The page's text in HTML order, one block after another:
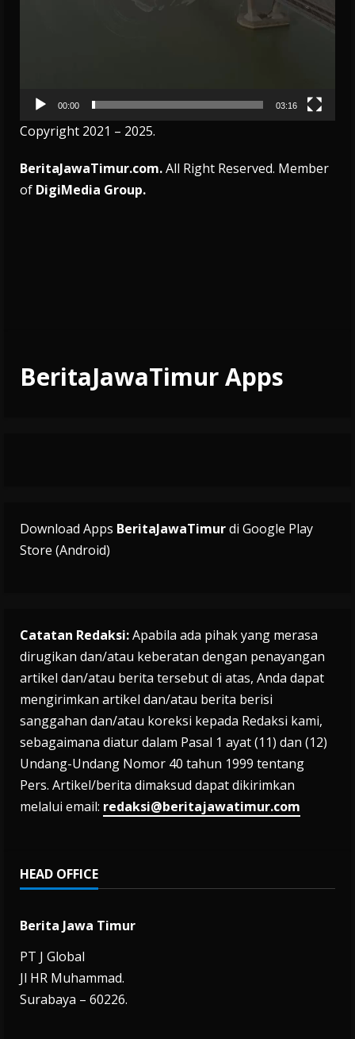
00:00 03:16
Copyright 2021 – 2025.
BeritaJawaTimur.com.All Right Reserved. Member
of DigiMedia Group.
BeritaJawaTimur Apps
Download Apps BeritaJawaTimurdi Google Play
Store (Android)
Catatan Redaksi:Apabila ada pihak yang merasa
dirugikan dan/atau keberatan dengan penayangan
artikel dan/atau berita tersebut di atas, Anda dapat
mengirimkan artikel dan/atau berita berisi
sanggahan dan/atau koreksi kepada Redaksi kami,
sebagaimana diatur dalam Pasal 1 ayat (11) dan (12)
Undang-Undang Nomor 40 tahun 1999 tentang
Pers. Artikel/berita dimaksud dapat dikirimkan
melalui email: redaksi@beritajawatimur.com
HEAD OFFICE
Berita Jawa Timur
PT J Global
Jl HR Muhammad.
Surabaya – 60226.